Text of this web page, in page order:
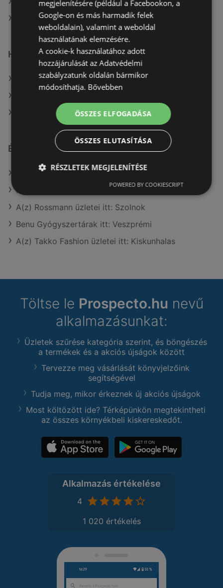
A(z) JYSK üzletei itt: Sopron-Fertődi
Hasonló kiskereskedők
A(z) Bauhaus ajánlatai
A(z) Praktiker ajánlatai
Érdeklődésre számot tartó elemek itt:
A(z) ALDI üzletei itt: Békéscsaba
Mutassa a(z) Vil-For összes ajánlatát itt: Miskolc
A(z) Rossmann üzletei itt: Szolnok
Benu Gyógyszertárak itt: Veszprémi
A(z) Takko Fashion üzletei itt: Kiskunhalas
Töltse le Prospecto.hu nevű
alkalmazásunkat:
Üzletek szűrése kategória szerint, és böngészés
a termékek és a akciós újságok között
Tervezze meg vásárlását könyvjelzőink
segítségével
Tudja meg, mikor érkeznek új akciós újságok
Most költözött ide? Térképünkön megtekintheti
az összes környékbeli kiskereskedőt.
Alkalmazás értékelése
4
1 020 értékelés
megjelenítésére (például a Facebookon, a
Google-on és más harmadik felek
weboldalain), valamint a weboldal
használatának elemzésére.
A cookie-k használatához adott
hozzájárulását az Adatvédelmi
szabályzatunk oldalán bármikor
módosíthatja. Bővebben
ÖSSZES ELFOGADÁSA
ÖSSZES ELUTASÍTÁSA
RÉSZLETEK MEGJELENÍTÉSE
POWERED BY COOKIESCRIPT